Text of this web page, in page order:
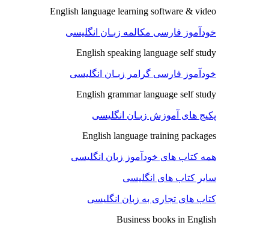
English language learning software & video
خودآموز فارسی مکالمه زبـان انگلیسی
English speaking language self study
خودآموز فارسی گرامر زبـان انگلیسی
English grammar language self study
پکیج های آموزش زبـان انگلیسی
English language training packages
همه کتاب های خودآموز زبان انگلیسی
سایر کتاب های انگلیسی
کتاب های تجاری به زبان انگلیسی
Business books in English